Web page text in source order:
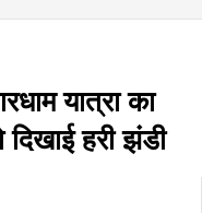
यात्रा का
हरी झंडी